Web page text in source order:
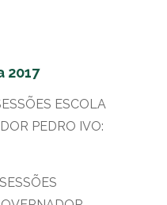
2017
ESCOLA
PEDRO IVO: